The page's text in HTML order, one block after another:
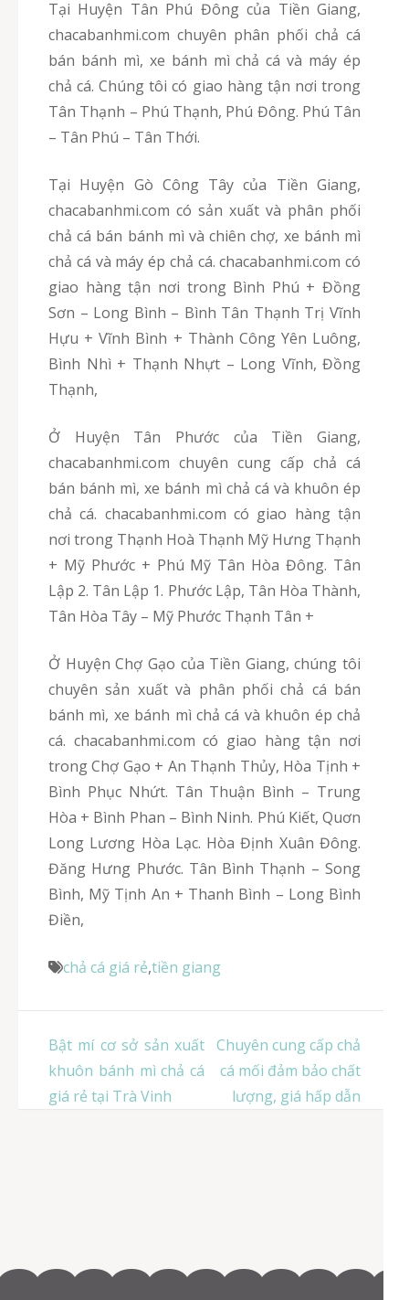
Tại Huyện Tân Phú Đông của Tiền Giang,
chacabanhmi.com chuyên phân phối chả cá
bán bánh mì, xe bánh mì chả cá và máy ép
chả cá. Chúng tôi có giao hàng tận nơi trong
Tân Thạnh – Phú Thạnh, Phú Đông. Phú Tân
– Tân Phú – Tân Thới.
Tại Huyện Gò Công Tây của Tiền Giang,
chacabanhmi.com có sản xuất và phân phối
chả cá bán bánh mì và chiên chợ, xe bánh mì
chả cá và máy ép chả cá. chacabanhmi.com có
giao hàng tận nơi trong Bình Phú + Đồng
Sơn – Long Bình – Bình Tân Thạnh Trị Vĩnh
Hựu + Vĩnh Bình + Thành Công Yên Luông,
Bình Nhì + Thạnh Nhựt – Long Vĩnh, Đồng
Thạnh,
Ở Huyện Tân Phước của Tiền Giang,
chacabanhmi.com chuyên cung cấp chả cá
bán bánh mì, xe bánh mì chả cá và khuôn ép
chả cá. chacabanhmi.com có giao hàng tận
nơi trong Thạnh Hoà Thạnh Mỹ Hưng Thạnh
+ Mỹ Phước + Phú Mỹ Tân Hòa Đông. Tân
Lập 2. Tân Lập 1. Phước Lập, Tân Hòa Thành,
Tân Hòa Tây – Mỹ Phước Thạnh Tân +
Ở Huyện Chợ Gạo của Tiền Giang, chúng tôi
chuyên sản xuất và phân phối chả cá bán
bánh mì, xe bánh mì chả cá và khuôn ép chả
cá. chacabanhmi.com có giao hàng tận nơi
trong Chợ Gạo + An Thạnh Thủy, Hòa Tịnh +
Bình Phục Nhứt. Tân Thuận Bình – Trung
Hòa + Bình Phan – Bình Ninh. Phú Kiết, Quơn
Long Lương Hòa Lạc. Hòa Định Xuân Đông.
Đăng Hưng Phước. Tân Bình Thạnh – Song
Bình, Mỹ Tịnh An + Thanh Bình – Long Bình
Điền,
chả cá giá rẻ,tiền giang
Điều
hướng
bài
Bật mí cơ sở sản xuất
khuôn bánh mì chả cá
giá rẻ tại Trà Vinh
Chuyên cung cấp chả
cá mối đảm bảo chất
lượng, giá hấp dẫn